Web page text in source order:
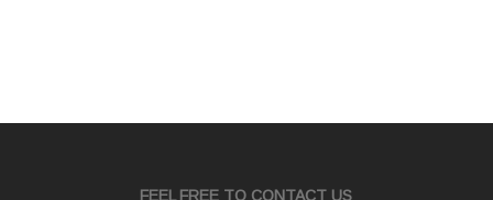
FEEL FREE TO CONTACT US